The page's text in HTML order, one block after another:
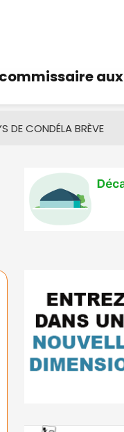
aux
DE CONDÉLA BRÈVE